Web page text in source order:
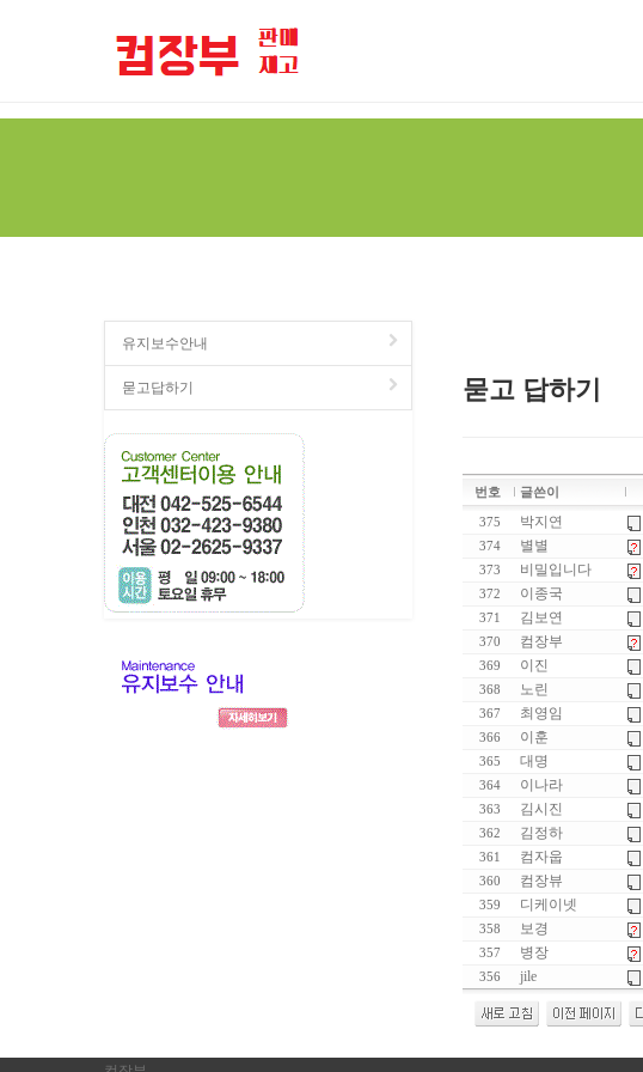
유지보수안내
묻고답하기 묻고 답하기
번호 글쓴이
375 박지연
374
별별
373
비밀입니다
372
이종국
371
김보연
370
컴장부
369
이진
368
노린
367
최영임
366
이훈
365
대명
364
이나라
363
김시진
362
김정하
361
컴자웁
360
컴장뷰
359
디케이넷
358
보경
357
병장
356
jile